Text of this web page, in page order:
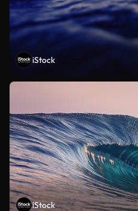
iStock
iStock